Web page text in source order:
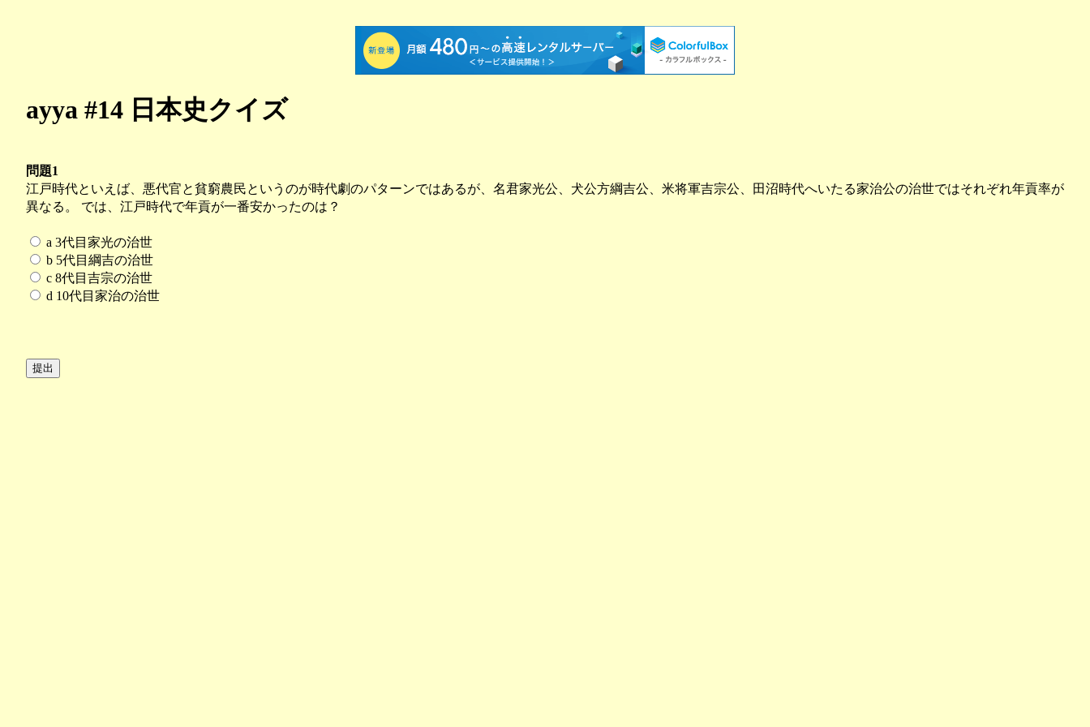
ayya #14 日本史クイズ
問題1
江戸時代といえば、悪代官と貧窮農民というのが時代劇のパターンではあるが、名君家光公、犬公方綱吉公、米将軍吉宗公、田沼時代へいたる家治公の治世ではそれぞれ年貢率が
異なる。 では、江戸時代で年貢が一番安かったのは？
a 3代目家光の治世
b 5代目綱吉の治世
c 8代目吉宗の治世
d 10代目家治の治世